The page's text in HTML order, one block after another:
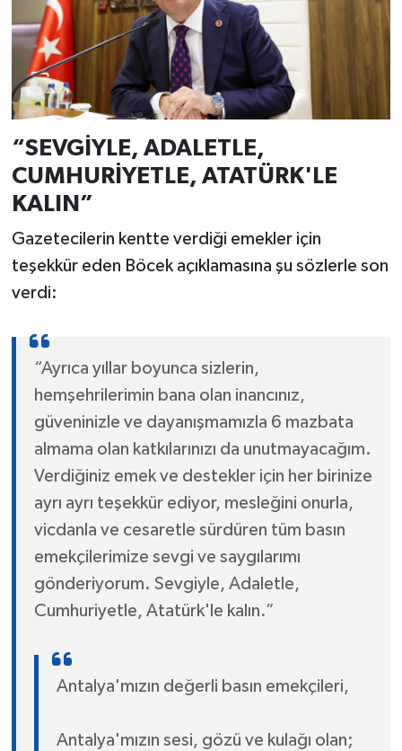
“SEVGİYLE, ADALETLE,
CUMHURİYETLE, ATATÜRK'LE
KALIN”
Gazetecilerin kentte verdiği emekler için
teşekkür eden Böcek açıklamasına şu sözlerle son
verdi:
“Ayrıca yıllar boyunca sizlerin,
hemşehrilerimin bana olan inancınız,
güveninizle ve dayanışmamızla 6 mazbata
almama olan katkılarınızı da unutmayacağım.
Verdiğiniz emek ve destekler için her birinize
ayrı ayrı teşekkür ediyor, mesleğini onurla,
vicdanla ve cesaretle sürdüren tüm basın
emekçilerimize sevgi ve saygılarımı
gönderiyorum. Sevgiyle, Adaletle,
Cumhuriyetle, Atatürk'le kalın.”
Antalya'mızın değerli basın emekçileri,
Antalya'mızın sesi, gözü ve kulağı olan;